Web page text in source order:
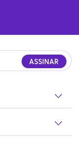
ASSINAR